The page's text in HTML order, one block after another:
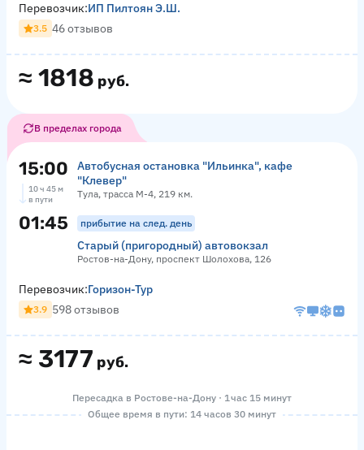
≈ 1818 руб.
Перевозчик:ИП Пилтоян Э.Ш.
3.5 46 отзывов
В пределах города
15:00
Автобусная остановка "Ильинка", кафе
"Клевер"
Тула, трасса М-4, 219 км.
10 ч 45 м
в пути
01:45 прибытие на след. день
Старый (пригородный) автовокзал
Ростов-на-Дону, проспект Шолохова, 126
≈ 3177 руб.
Перевозчик:Горизон-Тур
3.9 598 отзывов
Пересадка в Ростове-на-Дону · 1 час 15 минут
Общее время в пути: 14 часов 30 минут